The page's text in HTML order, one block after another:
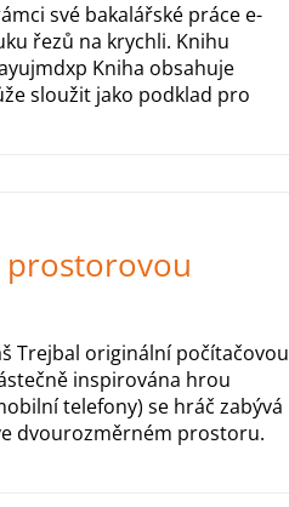
své bakalářské práce e-
řezů na krychli. Knihu
Kniha obsahuje
sloužit jako podklad pro
prostorovou
Trejbal originální počítačovou
inspirována hrou
telefony) se hráč zabývá
dvourozměrném prostoru.